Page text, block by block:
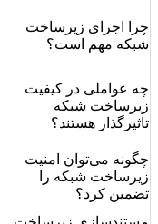
چرا اجرای زیرساخت
شبکه مهم است؟
چه عواملی در کیفیت
زیرساخت شبکه
تاثیرگذار هستند؟
چگونه می‌توان امنیت
زیرساخت شبکه را
تضمین کرد؟